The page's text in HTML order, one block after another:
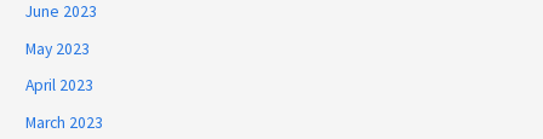
June 2023
May 2023
April 2023
March 2023